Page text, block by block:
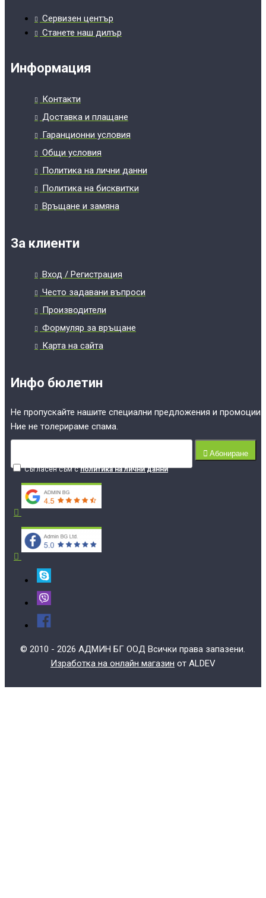
Сервизен център
Станете наш дилър
Информация
Контакти
Доставка и плащане
Гаранционни условия
Общи условия
Политика на лични данни
Политика на бисквитки
Връщане и замяна
За клиенти
Вход / Регистрация
Често задавани въпроси
Производители
Формуляр за връщане
Карта на сайта
Инфо бюлетин
Не пропускайте нашите специални предложения и промоции.
Ние не толерираме спама.
Абониране
Съгласен съм сполитика на лични данни
© 2010 - 2026 АДМИН БГ ООД Всички права запазени.
Изработка на онлайн магазин от ALDEV